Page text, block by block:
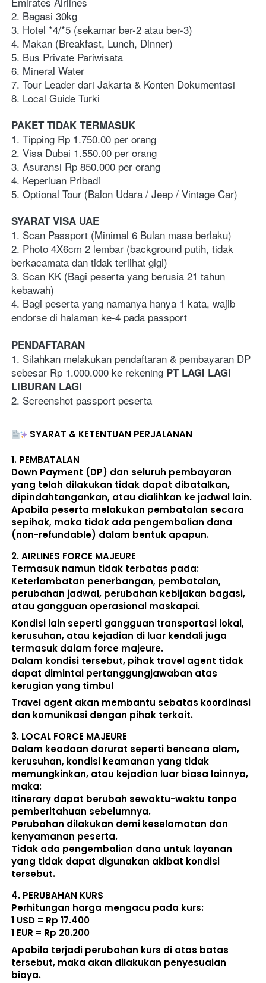
2. Bagasi 30kg
3. Hotel *4/*5 (sekamar ber-2 atau ber-3)
4. Makan (Breakfast, Lunch, Dinner)
5. Bus Private Pariwisata
6. Mineral Water
7. Tour Leader dari Jakarta & Konten Dokumentasi
8. Local Guide Turki
PAKET TIDAK TERMASUK
1. Tipping Rp 1.750.00 per orang
2. Visa Dubai 1.550.00 per orang
3. Asuransi Rp 850.000 per orang
4. Keperluan Pribadi
5. Optional Tour (Balon Udara / Jeep / Vintage Car)
SYARAT VISA UAE
1. Scan Passport (Minimal 6 Bulan masa berlaku)
2. Photo 4X6cm 2 lembar (background putih, tidak
berkacamata dan tidak terlihat gigi)
3. Scan KK (Bagi peserta yang berusia 21 tahun
kebawah)
4. Bagi peserta yang namanya hanya 1 kata, wajib
endorse di halaman ke-4 pada passport
PENDAFTARAN
1. Silahkan melakukan pendaftaran & pembayaran DP
sebesar Rp 1.000.000 ke rekening PT LAGI LAGI
LIBURAN LAGI
2. Screenshot passport peserta
SYARAT & KETENTUAN PERJALANAN
1. PEMBATALAN
Down Payment (DP) dan seluruh pembayaran
yang telah dilakukan tidak dapat dibatalkan,
dipindahtangankan, atau dialihkan ke jadwal lain.
Apabila peserta melakukan pembatalan secara
sepihak, maka tidak ada pengembalian dana
(non-refundable) dalam bentuk apapun.
2. AIRLINES FORCE MAJEURE
Termasuk namun tidak terbatas pada:
Keterlambatan penerbangan, pembatalan,
perubahan jadwal, perubahan kebijakan bagasi,
atau gangguan operasional maskapai.
Kondisi lain seperti gangguan transportasi lokal,
kerusuhan, atau kejadian di luar kendali juga
termasuk dalam force majeure.
Dalam kondisi tersebut, pihak travel agent tidak
dapat dimintai pertanggungjawaban atas
kerugian yang timbul
Travel agent akan membantu sebatas koordinasi
dan komunikasi dengan pihak terkait.
3. LOCAL FORCE MAJEURE
Dalam keadaan darurat seperti bencana alam,
kerusuhan, kondisi keamanan yang tidak
memungkinkan, atau kejadian luar biasa lainnya,
maka:
Itinerary dapat berubah sewaktu-waktu tanpa
pemberitahuan sebelumnya.
Perubahan dilakukan demi keselamatan dan
kenyamanan peserta.
Tidak ada pengembalian dana untuk layanan
yang tidak dapat digunakan akibat kondisi
tersebut.
4. PERUBAHAN KURS
Perhitungan harga mengacu pada kurs:
1 USD = Rp 17.400
1 EUR = Rp 20.200
Apabila terjadi perubahan kurs di atas batas
tersebut, maka akan dilakukan penyesuaian
biaya.